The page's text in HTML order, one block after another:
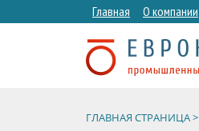
Главная О компании
ГЛАВНАЯ СТРАНИЦА >